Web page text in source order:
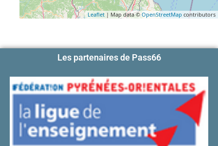
Leaflet | Map data ©OpenStreetMap contributors
Les partenaires de Pass66